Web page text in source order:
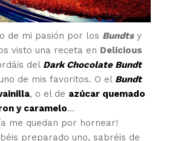
de mi pasión por los Bundtsy
visto una receta en Delicious
del Dark Chocolate Bundt
de mis favoritos. O el Bundt
, o el de azúcar quemado
y caramelo…
me quedan por hornear!
preparado uno, sabréis de